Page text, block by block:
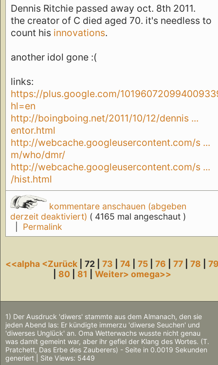
Dennis Ritchie passed away oct. 8th 2011.
the creator of C died aged 70. it's needless to
count his innovations.
another idol gone :(
links:
https://plus.google.com/
hl=en
http://boingboing.net/2011/10/12/dennis ...
entor.html
http://webcache.googleusercontent.com/s ...
m/who/dmr/
http://webcache.googleusercontent.com/s ...
/hist.html
kommentare anschauen (abgeben
derzeit deaktiviert) ( 4165 mal angeschaut )
Permalink
<<alpha <Zurück | 72 |73 |74 |75 |76 |77 |78 |
80 81 |Weiter>omega>>
1) Der Ausdruck 'diwers' stammte aus dem Almanach, den sie
jeden Abend las: Er kündigte immerzu 'diwerse Seuchen' und
'diwerses Unglück' an. Oma Wetterwachs wusste nicht genau
was damit gemeint war, aber ihr gefiel der Klang des Wortes. (T.
Pratchett, Das Erbe des Zauberers) - Seite in 0.0019 Sekunden
generiert | Site Views: 5449